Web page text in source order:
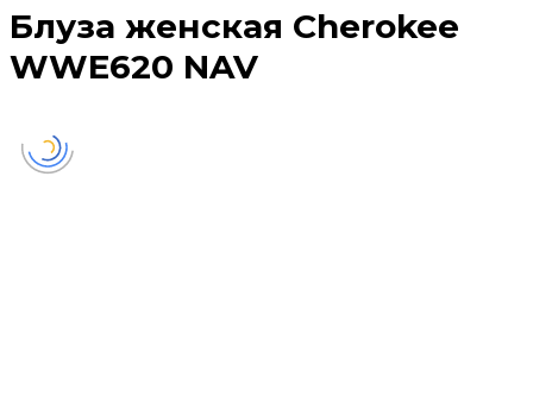
Блуза женская Cherokee
WWE620 NAV